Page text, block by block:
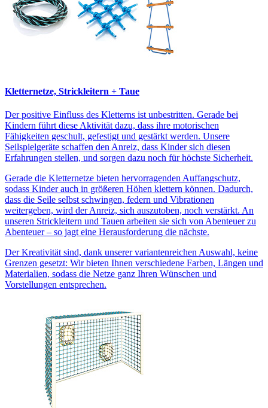
Kletternetze, Strickleitern + Taue
Der positive Einfluss des Kletterns ist unbestritten. Gerade bei
Kindern führt diese Aktivität dazu, dass ihre motorischen
Fähigkeiten geschult, gefestigt und gestärkt werden. Unsere
Seilspielgeräte schaffen den Anreiz, dass Kinder sich diesen
Erfahrungen stellen, und sorgen dazu noch für höchste Sicherheit.
Gerade die Kletternetze bieten hervorragenden Auffangschutz,
sodass Kinder auch in größeren Höhen klettern können. Dadurch,
dass die Seile selbst schwingen, federn und Vibrationen
weitergeben, wird der Anreiz, sich auszutoben, noch verstärkt. An
unseren Strickleitern und Tauen arbeiten sie sich von Abenteuer zu
Abenteuer – so jagt eine Herausforderung die nächste.
Der Kreativität sind, dank unserer variantenreichen Auswahl, keine
Grenzen gesetzt: Wir bieten Ihnen verschiedene Farben, Längen und
Materialien, sodass die Netze ganz Ihren Wünschen und
Vorstellungen entsprechen.